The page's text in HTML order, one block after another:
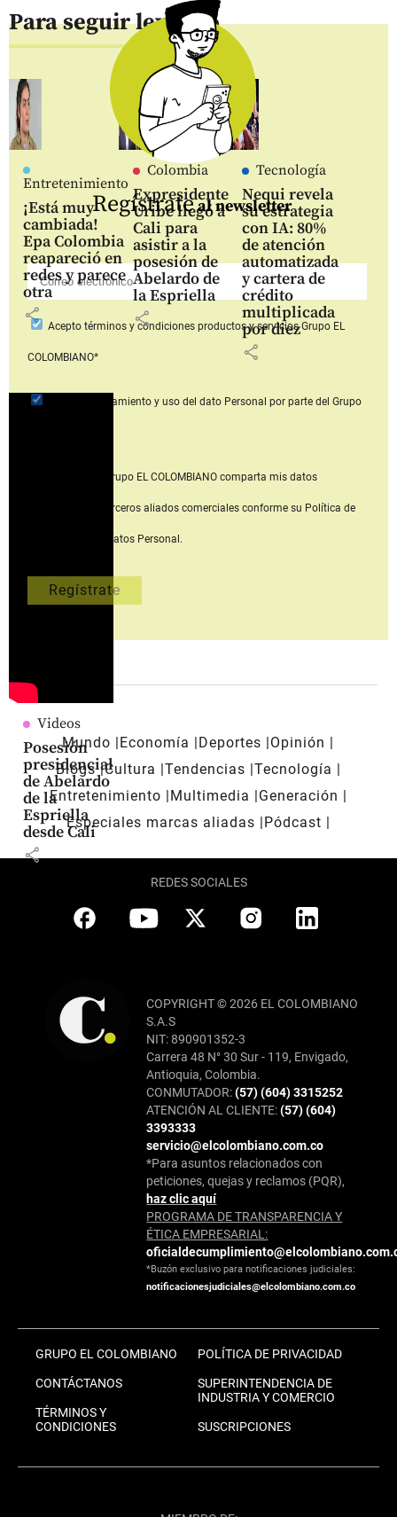
Para seguir leyendo
Entretenimiento
¡Está muy
cambiada!
Epa Colombia
reapareció en
redes y parece
otra
share
Colombia
Expresidente
Uribe llegó a
Cali para
asistir a la
posesión de
Abelardo de
la Espriella
share
Tecnología
Nequi revela
su estrategia
con IA: 80%
de atención
automatizada
y cartera de
crédito
multiplicada
por diez
share
Videos
Posesión
presidencial
de Abelardo
de la
Espriella
desde Cali
share
Regístrateal newsletter
Aceptotérminos y condiciones productos y serviciosGrupo EL
COLOMBIANO*
el tratamiento y uso del dato Personal por parte del Grupo
Acepto que Grupo EL COLOMBIANOcomparta mis datos
personales con terceros aliados comerciales conforme su Política de
Tratamiento del Datos Personal.
Mundo Economía Deportes
Opinión
Blogs Cultura Tendencias Tecnología
Entretenimiento
Multimedia
Generación
Especiales marcas aliadas
Pódcast
REDES SOCIALES
COPYRIGHT © 2026 EL COLOMBIANO
S.A.S
NIT: 890901352-3
Carrera 48 N° 30 Sur - 119, Envigado,
Antioquia, Colombia.
CONMUTADOR:(57) (604) 3315252
ATENCIÓN AL CLIENTE:(57) (604)
3393333
servicio@elcolombiano.com.co
*Para asuntos relacionados con
peticiones, quejas y reclamos (PQR),
haz clic aquí
PROGRAMA DE TRANSPARENCIA Y
ÉTICA EMPRESARIAL:
*Buzón exclusivo para notificaciones judiciales:
notificacionesjudiciales@elcolombiano.com.co
GRUPO EL COLOMBIANO
CONTÁCTANOS
TÉRMINOS Y
CONDICIONES
POLÍTICA DE PRIVACIDAD
SUPERINTENDENCIA DE
INDUSTRIA Y COMERCIO
SUSCRIPCIONES